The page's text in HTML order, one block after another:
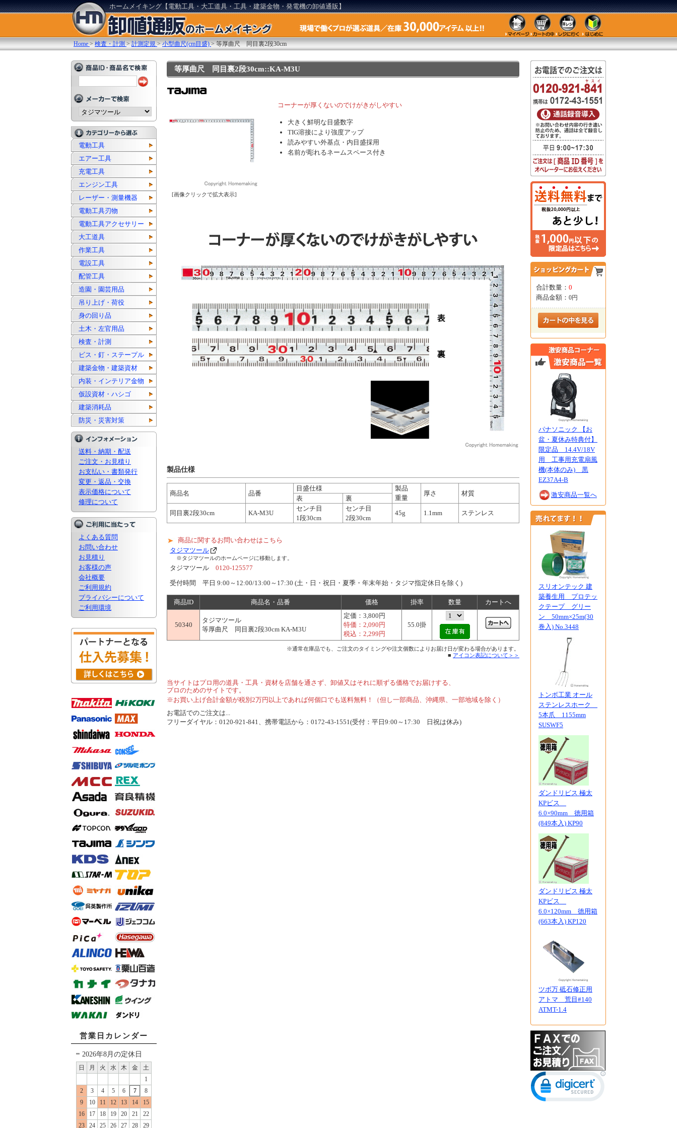
ホームメイキング【電動工具・大工道具・工具・建築金物・発電機の卸値通販】
Home >検査・計測 >計測定規 >小型曲尺(cm目盛) >等厚曲尺 同目裏2段30cm
電動工具
エアー工具
充電工具
エンジン工具
レーザー・測量機器
電動工具刃物
電動工具アクセサリー
大工道具
作業工具
電設工具
配管工具
造園・園芸用品
吊り上げ・荷役
身の回り品
土木・左官用品
検査・計測
ビス・釘・ステープル
建築金物・建築資材
内装・インテリア金物
仮設資材・ハシゴ
建築消耗品
防災・災害対策
送料・納期・配送
ご注文・お見積り
お支払い・書類発行
変更・返品・交換
表示価格について
修理について
よくある質問
お問い合わせ
お見積り
お客様の声
会社概要
ご利用規約
プライバシーについて
ご利用環境
営業日カレンダー
2026年8月の定休日
日 月 火 水 木 金
土
1
2
3 4 5 6 7
8
9
10 11 12 13 14
15
16
17 18 19 20 21
22
23
24 25 26 27 28 29
等厚曲尺 同目裏2段30cm::KA-M3U
[画像クリックで拡大表示]
コーナーが厚くないのでけがきがしやすい
大きく鮮明な目盛数字
TIG溶接により強度アップ
読みやすい外基点・内目盛採用
名前が彫れるネームスペース付き
製品仕様
商品名 品番
目盛仕様
製品
重量
厚さ 材質
表
裏
同目裏2段30cm
KA-M3U
センチ目
1段30cm
センチ目
2段30cm
45g 1.1mm ステンレス
商品に関するお問い合わせはこちら
タジマツール
※タジマツールのホームページに移動します。
タジマツール 0120-125577
受付時間 平日 9:00～12:00/13:00～17:30 (土・日・祝日・夏季・年末年始・タジマ指定休日を除く)
商品ID 商品名・品番 価格 掛率 数量 カートへ
50340
タジマツール
等厚曲尺 同目裏2段30cm KA-M3U
定価： 3,800円
特価： 2,090円
税込： 2,299円
55.0掛
※通常在庫品でも、ご注文のタイミングや注文個数によりお届け日が変わる場合があります。
■ アイコン表記について＞＞
当サイトはプロ用の道具・工具・資材を店舗を通さず、卸値又はそれに順ずる価格でお届けする、
プロのためのサイトです。
※お買い上げ合計金額が税別2万円以上であれば何個口でも送料無料！（但し一部商品、沖縄県、一部地域を除く）
お電話でのご注文は...
フリーダイヤル：0120-921-841、携帯電話から：0172-43-1551(受付：平日9:00～17:30 日祝は休み)
合計数量： 0
商品金額： 0円
パナソニック 【お
盆・夏休み特典付】
限定品 14.4V/18V
用 工事用充電扇風
機(本体のみ) 黒
EZ37A4-B
激安商品一覧へ
スリオンテック 建
築養生用 プロテッ
クテープ グリー
ン 50mm×25m(30
巻入) No.3448
トンボ工業 オール
ステンレスホーク
5本爪 1155mm
SUSWF5
ダンドリビス 極太
KPビス
6.0×90mm 徳用箱
(849本入) KP90
ダンドリビス 極太
KPビス
6.0×120mm 徳用箱
(663本入) KP120
ツボ万 砥石修正用
アトマ 荒目#140
ATMT-1.4